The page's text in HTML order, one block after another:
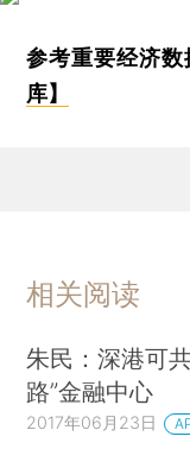
参考重要经济数
库】
相关阅读
朱民：深港可
路”金融中心
2017年06月23日